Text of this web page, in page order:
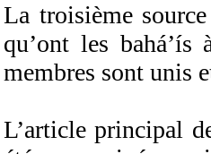
La troisième
qu’ont les
membres sont unis
L’article principal